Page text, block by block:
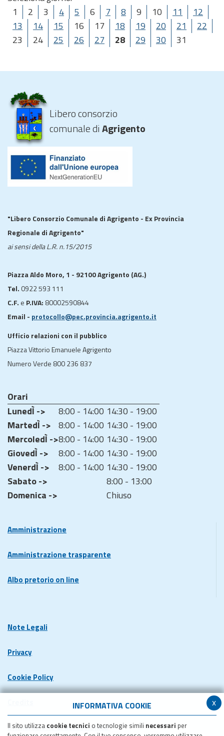
x
INFORMATIVA COOKIE
Il sito utilizza cookie tecnici o tecnologie simili necessari per
1
2 3 4 5 6 7 8 9 10 11
12
13
14 15 16 17 18 19 20 21
22
23
24 25 26 27 28 29 30 31
Libero consorzio
comunale diAgrigento
"Libero Consorzio Comunale di Agrigento - Ex Provincia
Regionale di Agrigento"
ai sensi della L.R. n.15/2015
Piazza Aldo Moro, 1 - 92100 Agrigento (AG.)
Tel. 0922 593 111
C.F. e P.IVA: 80002590844
Email - protocollo@pec.provincia.agrigento.it
Ufficio relazioni con il pubblico
Piazza Vittorio Emanuele Agrigento
Numero Verde 800 236 837
Orari
LunedÌ ->
8:00 - 14:00 14:30 - 19:00
MartedÌ -> 8:00 - 14:00 14:30 - 19:00
MercoledÌ ->8:00 - 14:00 14:30 - 19:00
GiovedÌ ->
8:00 - 14:00 14:30 - 19:00
VenerdÌ ->
8:00 - 14:00 14:30 - 19:00
Sabato ->
8:00 - 13:00
Domenica ->
Chiuso
Amministrazione
Amministrazione trasparente
Albo pretorio on line
Note Legali
Privacy
Cookie Policy
Dichiarazione di accessibilita'